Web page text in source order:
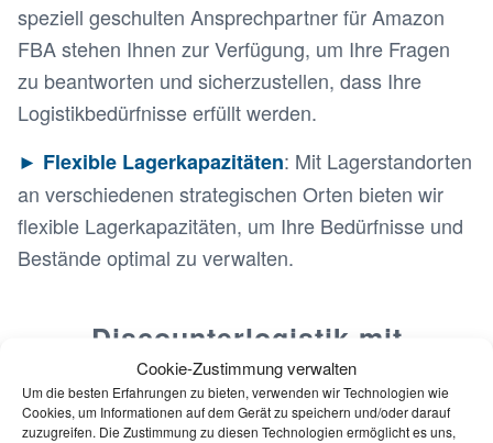
Cookie-Zustimmung verwalten
Um die besten Erfahrungen zu bieten, verwenden wir Technologien wie
Cookies, um Informationen auf dem Gerät zu speichern und/oder darauf
zuzugreifen. Die Zustimmung zu diesen Technologien ermöglicht es uns,
speziell geschulten Ansprechpartner für Amazon
FBA stehen Ihnen zur Verfügung, um Ihre Fragen
zu beantworten und sicherzustellen, dass Ihre
Logistikbedürfnisse erfüllt werden.
► Flexible Lagerkapazitäten: Mit Lagerstandorten
an verschiedenen strategischen Orten bieten wir
flexible Lagerkapazitäten, um Ihre Bedürfnisse und
Bestände optimal zu verwalten.
Discounterlogistik mit
Dörrenhaus – schnell, effizient
und kosteneffektiv